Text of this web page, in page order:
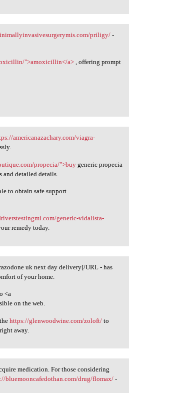
priligy/ -
">amoxicillin</a> , offering prompt
americanazachary.com/viagra-
propecia/">buy generic propecia
and detailed details.
to obtain safe support
generic-vidalista-
remedy today.
uk next day delivery[/URL - has
of your home.
<a
on the web.
https://glenwoodwine.com/zoloft/ to
away.
medication. For those considering
bluemooncafedothan.com/drug/flomax/-